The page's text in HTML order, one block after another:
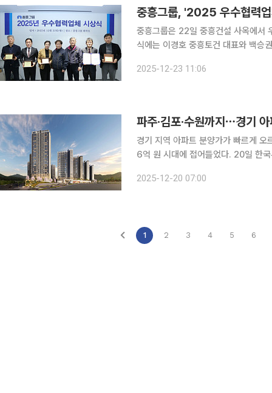
중흥그룹, '2025 우수협력
중흥그룹은 22일 중흥건설 사옥에서
식에는 이경호 중흥토건 대표와 백승
2025-12-23 11:06
파주·김포·수원까지⋯경기
경기 지역 아파트 분양가가 빠르게
6억 원 시대에 접어들었다. 20일 한국부동산원 청약홈에 따르면 11월 경기 지역에서 전용 84㎡
급된 단지는 경기 외곽에 위치한 평택
2025-12-20 07:00
1 2 3 4 5 6